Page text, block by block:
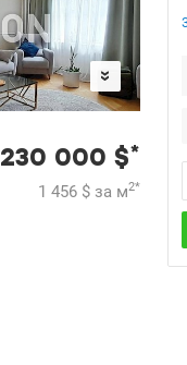
230 000 $*
1 456 $ за м2*